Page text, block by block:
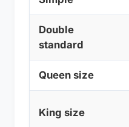
Double
standard
Queen size
King size